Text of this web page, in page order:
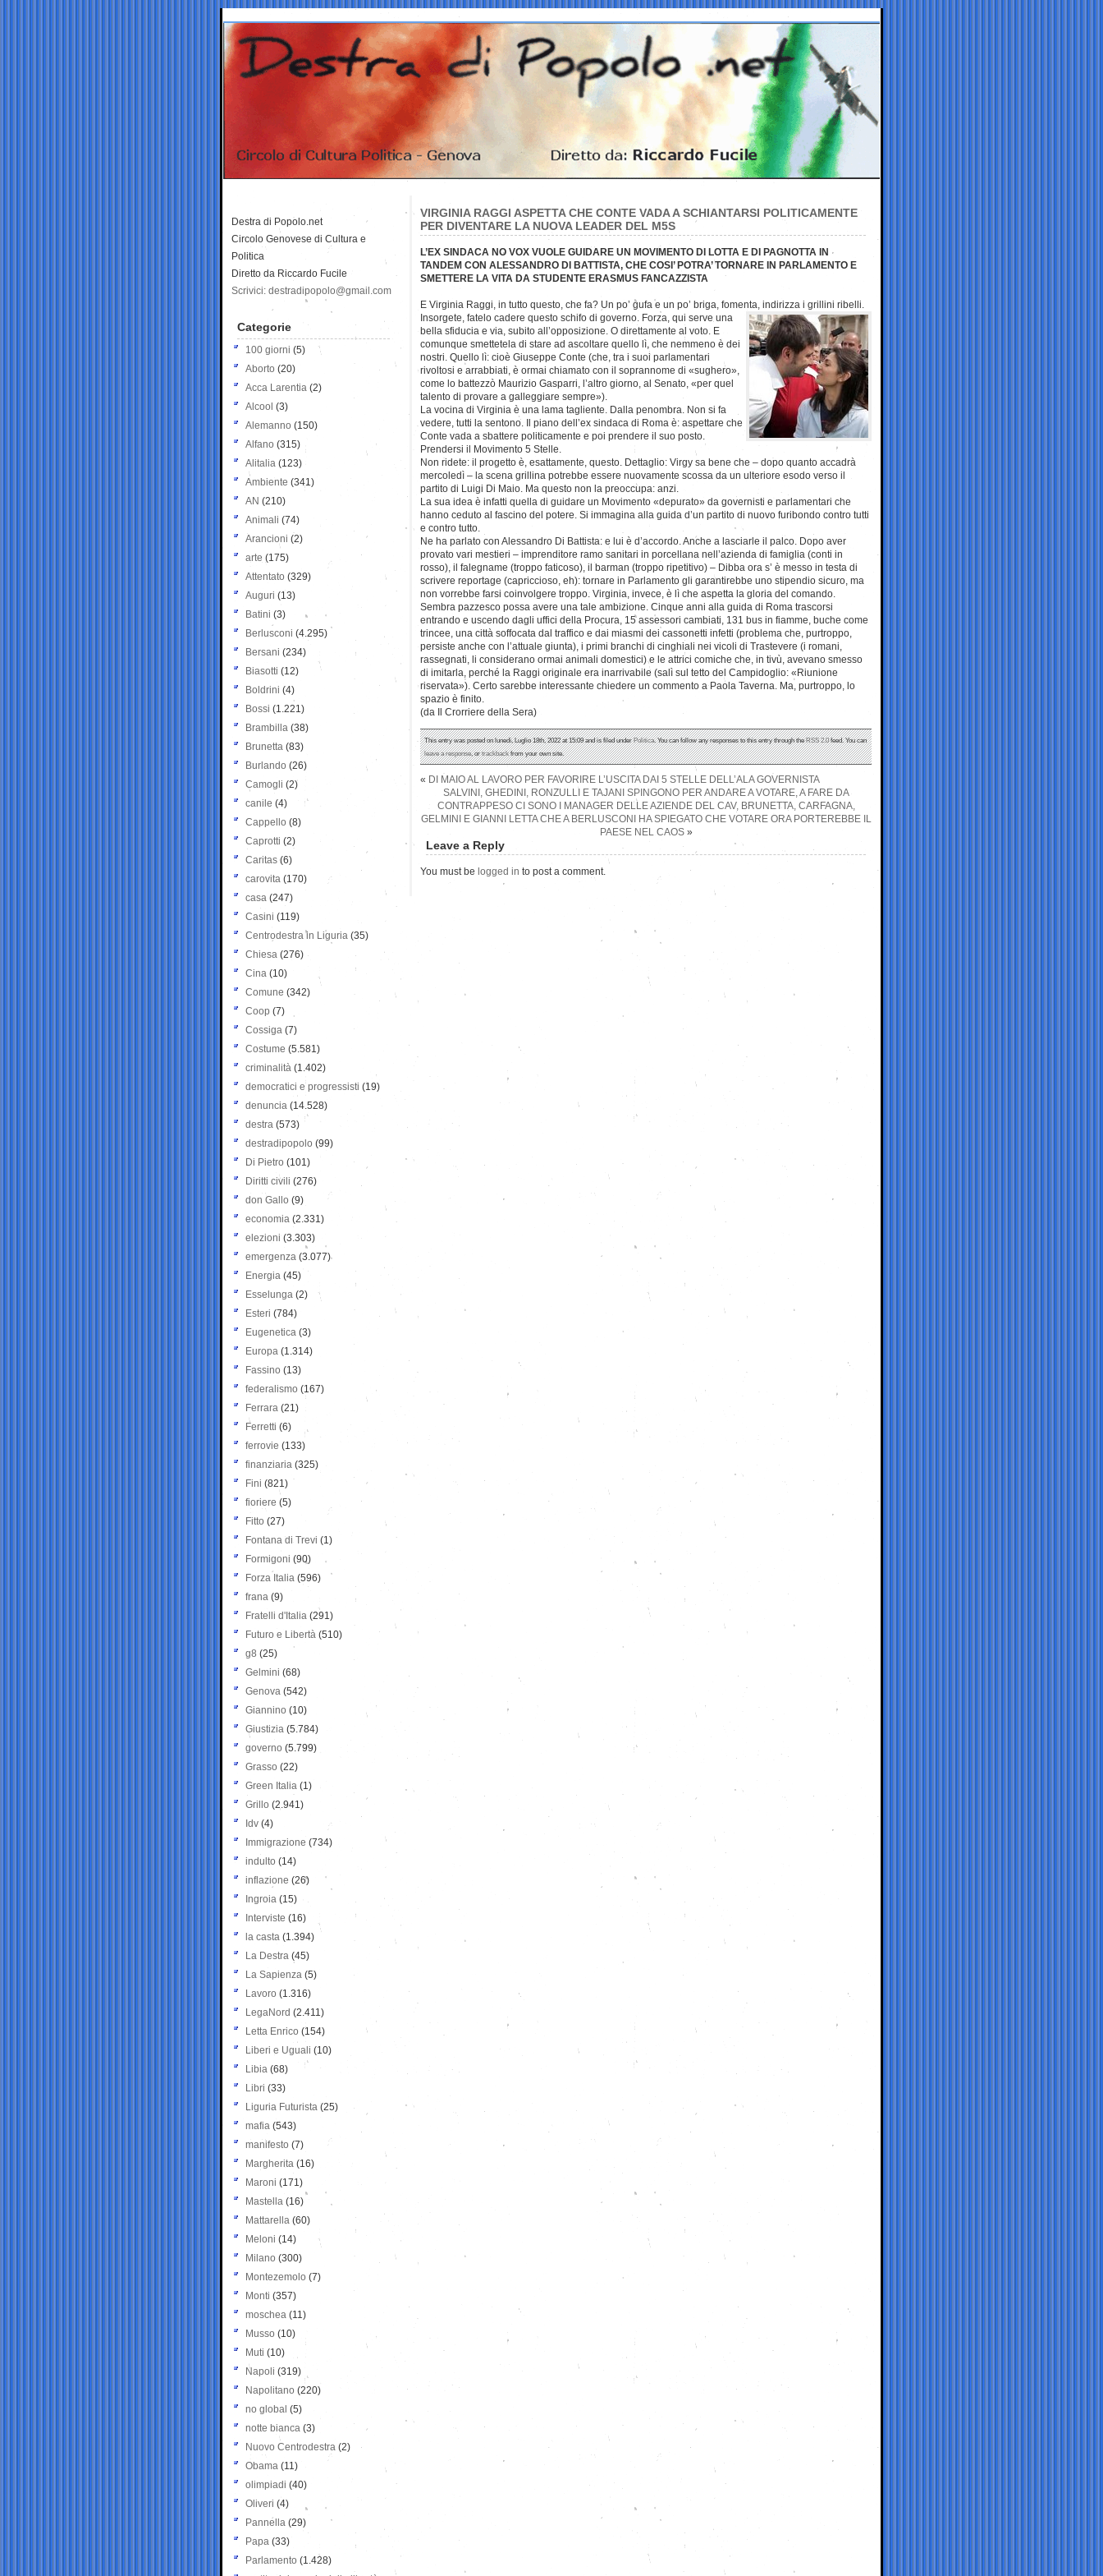
VIRGINIA RAGGI ASPETTA CHE CONTE VADA A SCHIANTARSI POLITICAMENTE
PER DIVENTARE LA NUOVA LEADER DEL M5S
L’EX SINDACA NO VOX VUOLE GUIDARE UN MOVIMENTO DI LOTTA E DI PAGNOTTA IN
TANDEM CON ALESSANDRO DI BATTISTA, CHE COSI’ POTRA’ TORNARE IN PARLAMENTO E
SMETTERE LA VITA DA STUDENTE ERASMUS FANCAZZISTA
E Virginia Raggi, in tutto questo, che fa? Un po’ gufa e un po’ briga, fomenta, indirizza i grillini ribelli.
Insorgete, fatelo cadere questo schifo di governo. Forza, qui serve una
bella sfiducia e via, subito all’opposizione. O direttamente al voto. E
comunque smettetela di stare ad ascoltare quello lì, che nemmeno è dei
nostri. Quello lì: cioè Giuseppe Conte (che, tra i suoi parlamentari
rivoltosi e arrabbiati, è ormai chiamato con il soprannome di «sughero»,
come lo battezzò Maurizio Gasparri, l’altro giorno, al Senato, «per quel
talento di provare a galleggiare sempre»).
La vocina di Virginia è una lama tagliente. Dalla penombra. Non si fa
vedere, tutti la sentono. Il piano dell’ex sindaca di Roma è: aspettare che
Conte vada a sbattere politicamente e poi prendere il suo posto.
Prendersi il Movimento 5 Stelle.
Non ridete: il progetto è, esattamente, questo. Dettaglio: Virgy sa bene che – dopo quanto accadrà
mercoledì – la scena grillina potrebbe essere nuovamente scossa da un ulteriore esodo verso il
partito di Luigi Di Maio. Ma questo non la preoccupa: anzi.
La sua idea è infatti quella di guidare un Movimento «depurato» da governisti e parlamentari che
hanno ceduto al fascino del potere. Si immagina alla guida d’un partito di nuovo furibondo contro tutti
e contro tutto.
Ne ha parlato con Alessandro Di Battista: e lui è d’accordo. Anche a lasciarle il palco. Dopo aver
provato vari mestieri – imprenditore ramo sanitari in porcellana nell’azienda di famiglia (conti in
rosso), il falegname (troppo faticoso), il barman (troppo ripetitivo) – Dibba ora s’ è messo in testa di
scrivere reportage (capriccioso, eh): tornare in Parlamento gli garantirebbe uno stipendio sicuro, ma
non vorrebbe farsi coinvolgere troppo. Virginia, invece, è lì che aspetta la gloria del comando.
Sembra pazzesco possa avere una tale ambizione. Cinque anni alla guida di Roma trascorsi
entrando e uscendo dagli uffici della Procura, 15 assessori cambiati, 131 bus in fiamme, buche come
trincee, una città soffocata dal traffico e dai miasmi dei cassonetti infetti (problema che, purtroppo,
persiste anche con l’attuale giunta), i primi branchi di cinghiali nei vicoli di Trastevere (i romani,
rassegnati, li considerano ormai animali domestici) e le attrici comiche che, in tivù, avevano smesso
di imitarla, perché la Raggi originale era inarrivabile (salì sul tetto del Campidoglio: «Riunione
riservata»). Certo sarebbe interessante chiedere un commento a Paola Taverna. Ma, purtroppo, lo
spazio è finito.
(da Il Crorriere della Sera)
This entry was posted on lunedì, Luglio 18th, 2022 at 15:09 and is filed underPolitica. You can follow any responses to this entry through theRSS 2.0feed. You can
leave a response, ortrackbackfrom your own site.
« DI MAIO AL LAVORO PER FAVORIRE L’USCITA DAI 5 STELLE DELL’ALA GOVERNISTA
SALVINI, GHEDINI, RONZULLI E TAJANI SPINGONO PER ANDARE A VOTARE, A FARE DA
CONTRAPPESO CI SONO I MANAGER DELLE AZIENDE DEL CAV, BRUNETTA, CARFAGNA,
GELMINI E GIANNI LETTA CHE A BERLUSCONI HA SPIEGATO CHE VOTARE ORA PORTEREBBE IL
PAESE NEL CAOS»
Leave a Reply
You must be logged in to post a comment.
Destra di Popolo.net
Circolo Genovese di Cultura e
Politica
Diretto da Riccardo Fucile
Scrivici: destradipopolo@gmail.com
Categorie
100 giorni (5)
Aborto (20)
Acca Larentia (2)
Alcool (3)
Alemanno (150)
Alfano (315)
Alitalia (123)
Ambiente (341)
AN (210)
Animali (74)
Arancioni (2)
arte (175)
Attentato (329)
Auguri (13)
Batini (3)
Berlusconi (4.295)
Bersani (234)
Biasotti (12)
Boldrini (4)
Bossi (1.221)
Brambilla (38)
Brunetta (83)
Burlando (26)
Camogli (2)
canile (4)
Cappello (8)
Caprotti (2)
Caritas (6)
carovita (170)
casa (247)
Casini (119)
Centrodestra in Liguria (35)
Chiesa (276)
Cina (10)
Comune (342)
Coop (7)
Cossiga (7)
Costume (5.581)
criminalità (1.402)
democratici e progressisti (19)
denuncia (14.528)
destra (573)
destradipopolo (99)
Di Pietro (101)
Diritti civili (276)
don Gallo (9)
economia (2.331)
elezioni (3.303)
emergenza (3.077)
Energia (45)
Esselunga (2)
Esteri (784)
Eugenetica (3)
Europa (1.314)
Fassino (13)
federalismo (167)
Ferrara (21)
Ferretti (6)
ferrovie (133)
finanziaria (325)
Fini (821)
fioriere (5)
Fitto (27)
Fontana di Trevi (1)
Formigoni (90)
Forza Italia (596)
frana (9)
Fratelli d'Italia (291)
Futuro e Libertà (510)
g8 (25)
Gelmini (68)
Genova (542)
Giannino (10)
Giustizia (5.784)
governo (5.799)
Grasso (22)
Green Italia (1)
Grillo (2.941)
Idv (4)
Immigrazione (734)
indulto (14)
inflazione (26)
Ingroia (15)
Interviste (16)
la casta (1.394)
La Destra (45)
La Sapienza (5)
Lavoro (1.316)
LegaNord (2.411)
Letta Enrico (154)
Liberi e Uguali (10)
Libia (68)
Libri (33)
Liguria Futurista (25)
mafia (543)
manifesto (7)
Margherita (16)
Maroni (171)
Mastella (16)
Mattarella (60)
Meloni (14)
Milano (300)
Montezemolo (7)
Monti (357)
moschea (11)
Musso (10)
Muti (10)
Napoli (319)
Napolitano (220)
no global (5)
notte bianca (3)
Nuovo Centrodestra (2)
Obama (11)
olimpiadi (40)
Oliveri (4)
Pannella (29)
Papa (33)
Parlamento (1.428)